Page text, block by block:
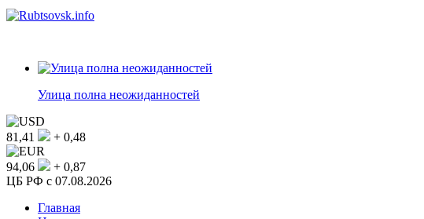
Улица полна неожиданностей
81,41 + 0,48
94,06
+ 0,87
ЦБ РФ c 07.08.2026
Главная